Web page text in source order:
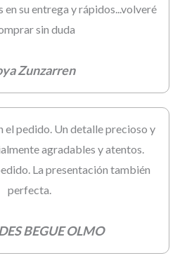
en su entrega y rápidos...volveré
sin duda
Zunzarren
el pedido. Un detalle precioso y
agradables y atentos.
La presentación también
perfecta.
BEGUE OLMO